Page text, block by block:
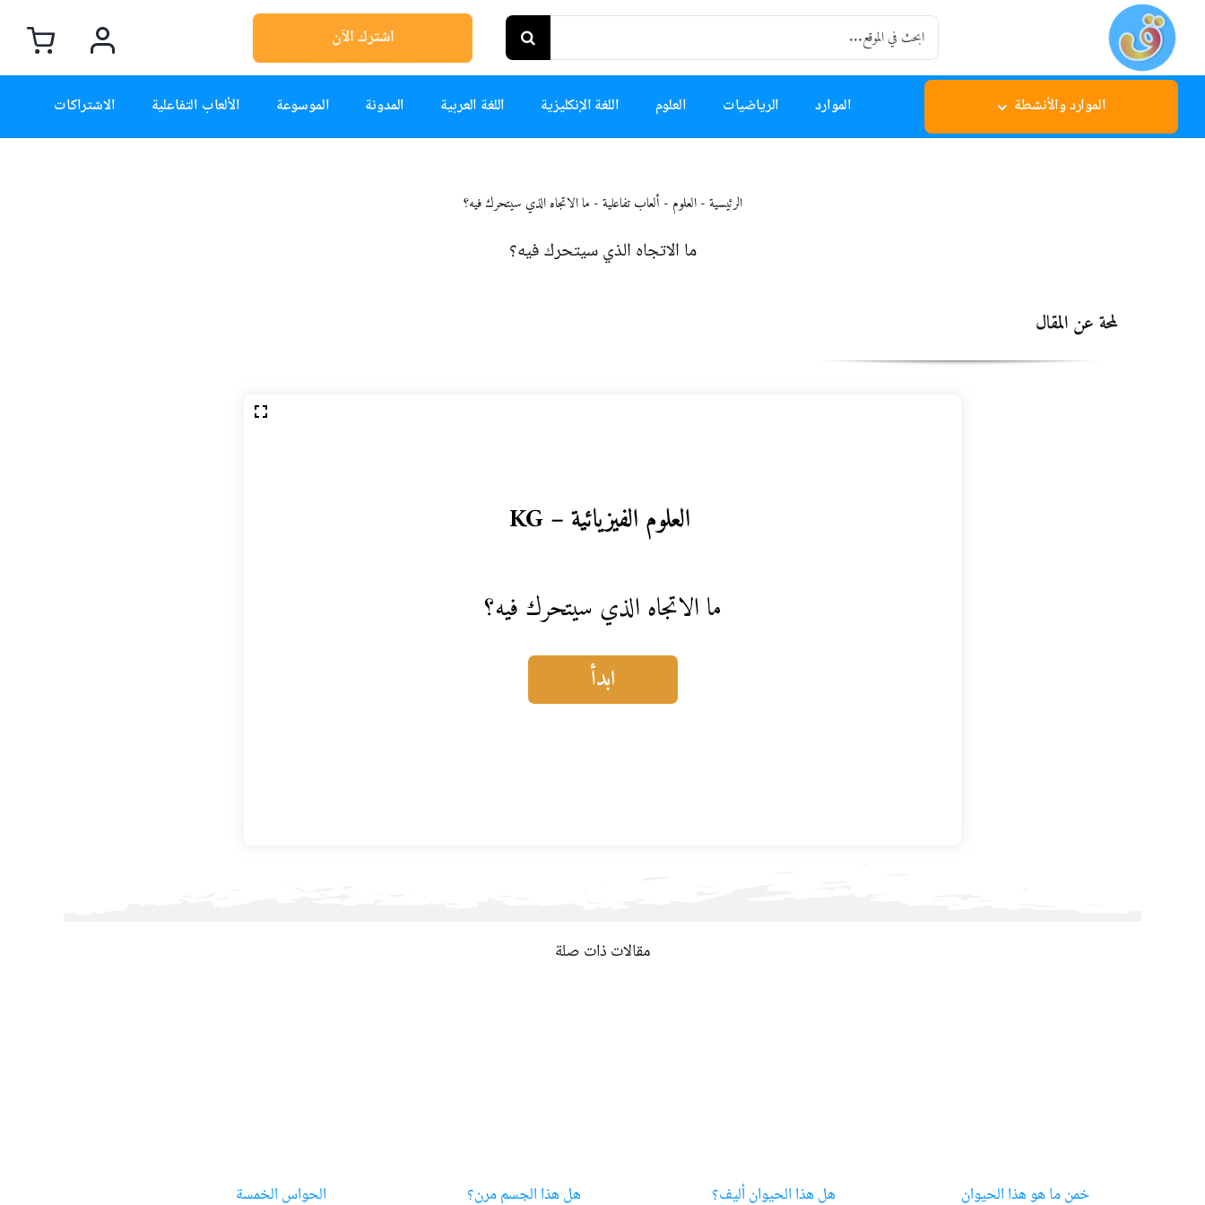
content
Search
for:
اشترك الآن
الموارد والأنشطة الموارد الرياضيات العلوم اللغة الإنكليزية اللغة العربية المدونة الموسوعة الألعاب التفاعلية الاشتراكات
الرئيسية-العلوم - ألعاب تفاعلية- ما الاتجاه الذي سيتحرك فيه؟
ما الاتجاه الذي سيتحرك فيه؟
لمحة عن المقال
العلوم الفيزيائية – KG
ما الاتجاه الذي سيتحرك فيه؟
مقالات ذات صلة
خمن ما هو هذا الحيوان هل هذا الحيوان أليف؟ هل هذا الجسم مرن؟ الحواس الخمسة